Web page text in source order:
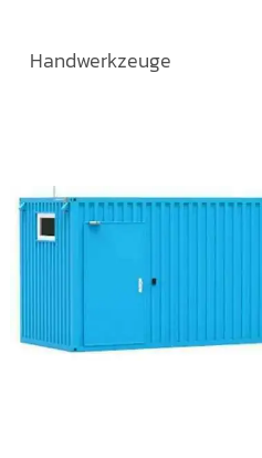
Handwerkzeuge